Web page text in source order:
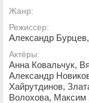
Жанр:
Режиссер:
Александр
Актёры:
Анна Ковальчук,
Александр
Хайрутдинов,
Волохова, Максим